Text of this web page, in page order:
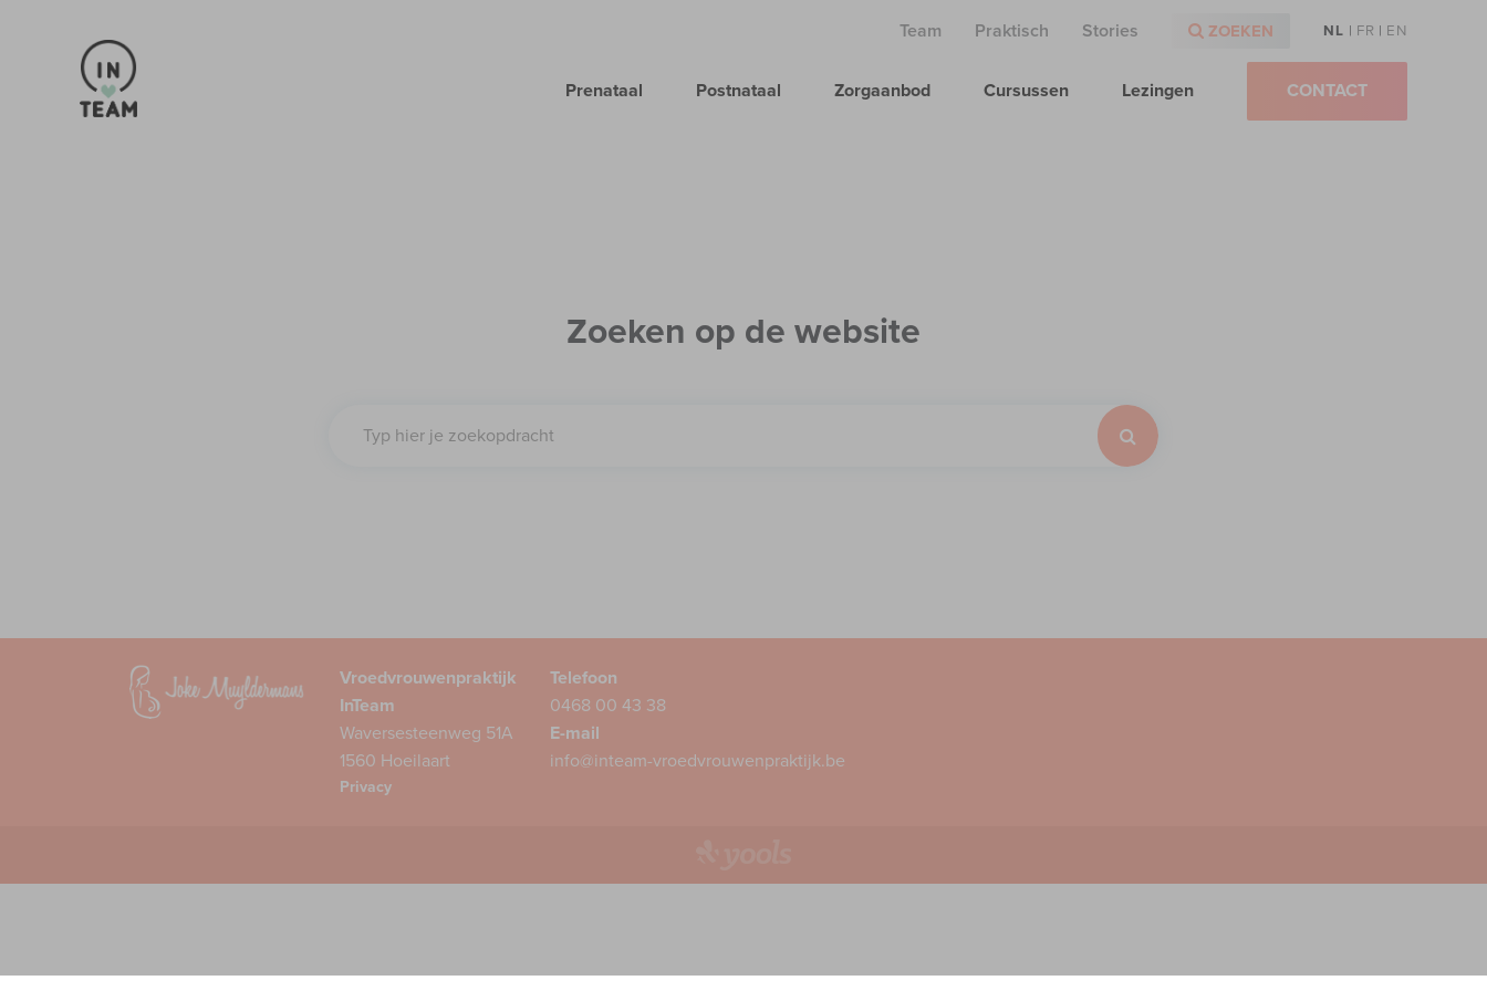
Team Praktisch Stories ZOEKEN NL | FR | EN
Prenataal Postnataal Zorgaanbod Cursussen Lezingen CONTACT
Zoeken op de website
Vroedvrouwenpraktijk
InTeam
Waversesteenweg 51A
1560 Hoeilaart
Privacy
Telefoon
0468 00 43 38
E-mail
info@inteam-vroedvrouwenpraktijk.be